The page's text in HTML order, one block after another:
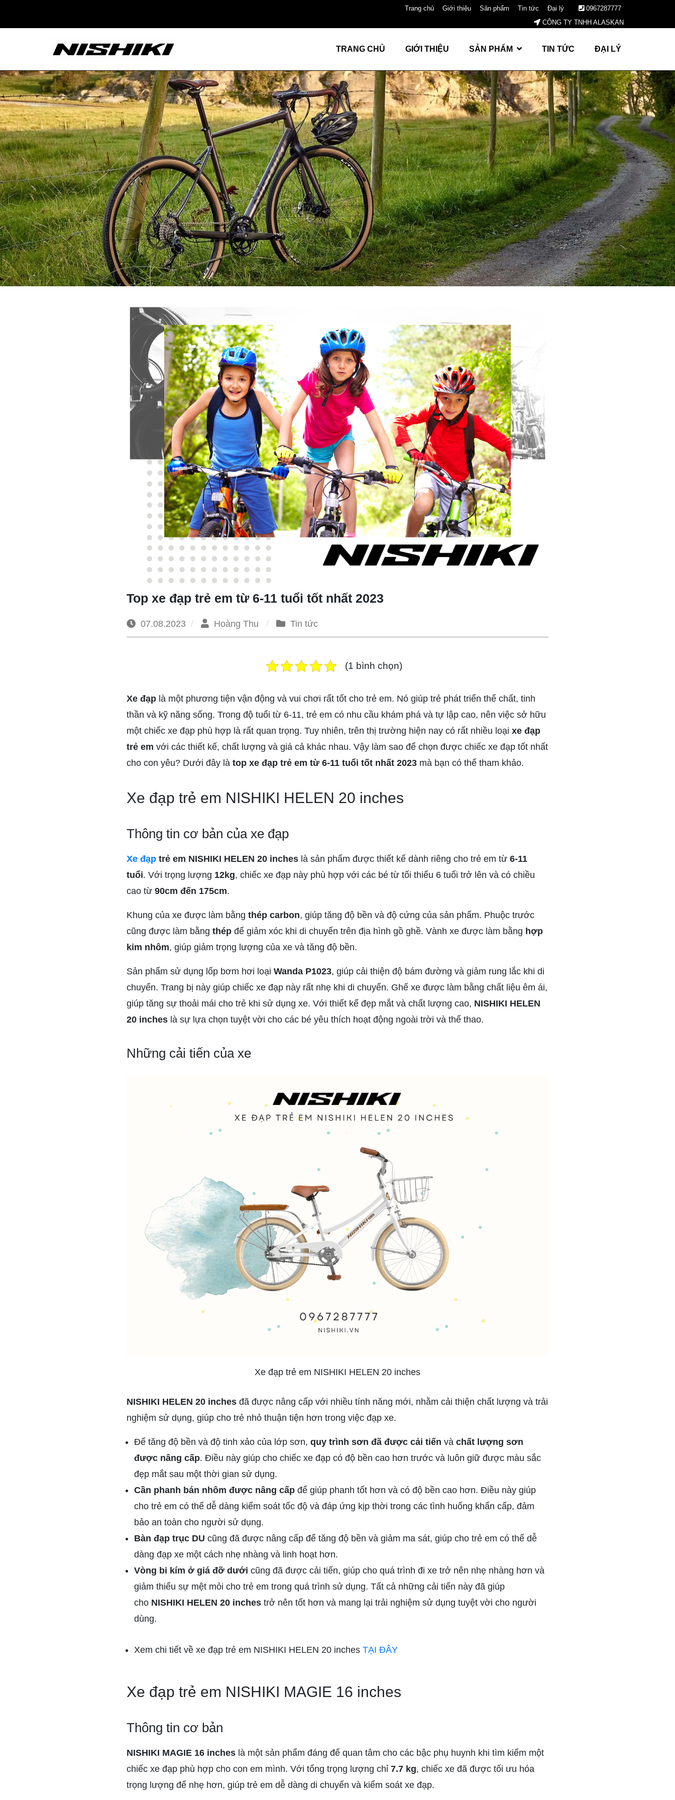
Trang chủ Giới thiệu Sản phẩm Tin tức Đại lý
0967287777
CÔNG TY TNHH ALASKAN
Nishiki – Xe Đạp
Nhật Bản – Since
1965
TRANG CHỦ GIỚI THIỆU SẢN PHẨM TIN TỨC ĐẠI LÝ
Top xe đạp trẻ em từ 6-11 tuổi tốt nhất 2023
07.08.2023 Hoàng Thu Tin tức
(1 bình chọn)
Xe đạplà một phương tiện vận động và vui chơi rất tốt cho trẻ em. Nó giúp trẻ phát triển thể chất, tinh
thần và kỹ năng sống. Trong độ tuổi từ 6-11, trẻ em có nhu cầu khám phá và tự lập cao, nên việc sở hữu
một chiếc xe đạp phù hợp là rất quan trọng. Tuy nhiên, trên thị trường hiện nay có rất nhiều loại xe đạp
trẻ em với các thiết kế, chất lượng và giá cả khác nhau. Vậy làm sao để chọn được chiếc xe đạp tốt nhất
cho con yêu? Dưới đây là top xe đạp trẻ em từ 6-11 tuổi tốt nhất 2023mà bạn có thể tham khảo.
Xe đạp trẻ em NISHIKI HELEN 20 inches
Thông tin cơ bản của xe đạp
Xe đạptrẻ em NISHIKI HELEN 20 incheslà sản phẩm được thiết kế dành riêng cho trẻ em từ 6-11
tuổi. Với trọng lượng 12kg, chiếc xe đạp này phù hợp với các bé từ tối thiểu 6 tuổi trở lên và có chiều
cao từ 90cm đến 175cm.
Khung của xe được làm bằng thép carbon, giúp tăng độ bền và độ cứng của sản phẩm. Phuộc trước
cũng được làm bằng thépđể giảm xóc khi di chuyển trên địa hình gồ ghề. Vành xe được làm bằng hợp
kim nhôm, giúp giảm trọng lượng của xe và tăng độ bền.
Sản phẩm sử dụng lốp bơm hơi loại Wanda P1023, giúp cải thiện độ bám đường và giảm rung lắc khi di
chuyển. Trang bị này giúp chiếc xe đạp này rất nhẹ khi di chuyển. Ghế xe được làm bằng chất liệu êm ái,
giúp tăng sự thoải mái cho trẻ khi sử dụng xe. Với thiết kế đẹp mắt và chất lượng cao, NISHIKI HELEN
20 incheslà sự lựa chọn tuyệt vời cho các bé yêu thích hoạt động ngoài trời và thể thao.
Những cải tiến của xe
Xe đạp trẻ em NISHIKI HELEN 20 inches
NISHIKI HELEN 20 inchesđã được nâng cấp với nhiều tính năng mới, nhằm cải thiện chất lượng và trải
nghiệm sử dụng, giúp cho trẻ nhỏ thuận tiện hơn trong việc đạp xe.
Để tăng độ bền và độ tinh xảo của lớp sơn, quy trình sơn đã được cải tiến và chất lượng sơn
được nâng cấp. Điều này giúp cho chiếc xe đạp có độ bền cao hơn trước và luôn giữ được màu sắc
đẹp mắt sau một thời gian sử dụng.
Cần phanh bán nhôm được nâng cấpđể giúp phanh tốt hơn và có độ bền cao hơn. Điều này giúp
cho trẻ em có thể dễ dàng kiểm soát tốc độ và đáp ứng kịp thời trong các tình huống khẩn cấp, đảm
bảo an toàn cho người sử dụng.
Bàn đạp trục DU cũng đã được nâng cấp để tăng độ bền và giảm ma sát, giúp cho trẻ em có thể dễ
dàng đạp xe một cách nhẹ nhàng và linh hoạt hơn.
Vòng bi kím ở giá đỡ dưới cũng đã được cải tiến, giúp cho quá trình đi xe trở nên nhẹ nhàng hơn và
giảm thiểu sự mệt mỏi cho trẻ em trong quá trình sử dụng. Tất cả những cải tiến này đã giúp
cho NISHIKI HELEN 20 inchestrở nên tốt hơn và mang lại trải nghiệm sử dụng tuyệt vời cho người
dùng.
Xem chi tiết về xe đạp trẻ em NISHIKI HELEN 20 inches TẠI ĐÂY
Xe đạp trẻ em NISHIKI MAGIE 16 inches
Thông tin cơ bản
NISHIKI MAGIE 16 incheslà một sản phẩm đáng để quan tâm cho các bậc phụ huynh khi tìm kiếm một
chiếc xe đạp phù hợp cho con em mình. Với tổng trọng lượng chỉ 7.7 kg, chiếc xe đã được tối ưu hóa
trọng lượng để nhẹ hơn, giúp trẻ em dễ dàng di chuyển và kiểm soát xe đạp.